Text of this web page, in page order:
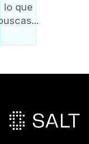
lo que